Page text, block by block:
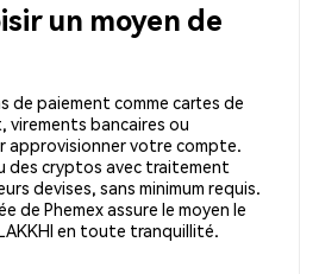
un moyen de
de paiement comme cartes de
bancaires ou
approvisionner votre compte.
des cryptos avec traitement
devises, sans minimum requis.
de Phemex assure le moyen le
en toute tranquillité.